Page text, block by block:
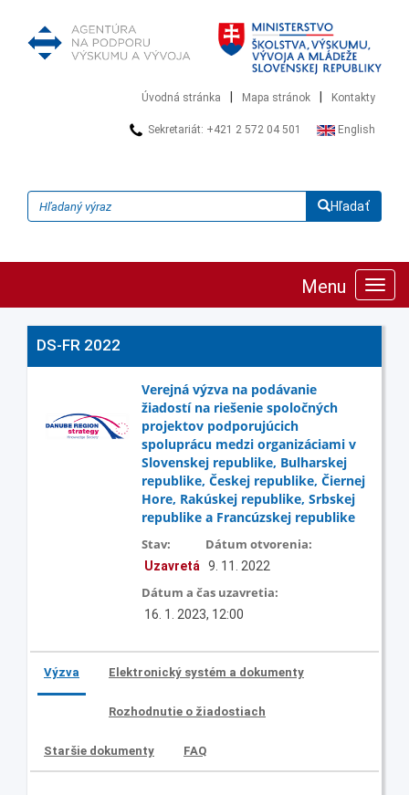
Úvodná stránka Mapa stránok Kontakty
Sekretariát: +421 2 572 04 501 English
Hľadať
Menu
DS-FR 2022
Verejná výzva na podávanie
žiadostí na riešenie spoločných
projektov podporujúcich
spoluprácu medzi organizáciami v
Slovenskej republike, Bulharskej
republike, Českej republike, Čiernej
Hore, Rakúskej republike, Srbskej
republike a Francúzskej republike
Stav:
Uzavretá
Dátum otvorenia:
9. 11. 2022
Dátum a čas uzavretia:
16. 1. 2023, 12:00
Výzva Elektronický systém a dokumenty
Rozhodnutie o žiadostiach
Staršie dokumenty FAQ